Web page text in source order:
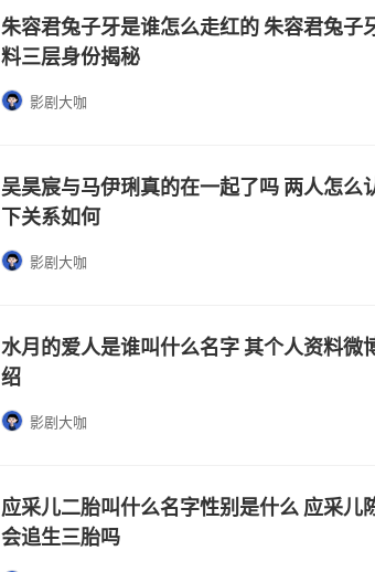
朱容君兔子牙是谁怎么走红的 朱容君兔子
料三层身份揭秘
影剧大咖
吴昊宸与马伊琍真的在一起了吗 两人怎么
下关系如何
影剧大咖
水月的爱人是谁叫什么名字 其个人资料微
绍
影剧大咖
应采儿二胎叫什么名字性别是什么 应采儿
会追生三胎吗